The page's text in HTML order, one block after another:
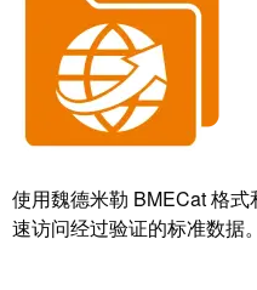
工
作
场
所
附
件
先
地
位
获
官
认
证
使用魏德米勒 BMECat 格
速访问经过验证的标准数据。